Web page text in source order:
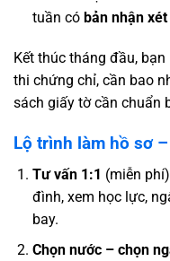
tuần có bản nhận
Kết thúc tháng đầu,
thi chứng chỉ, cần bao
sách giấy tờ cần chuẩn
Lộ trình làm hồ sơ
Tư vấn 1:1 (miễn
đình, xem học lực,
bay.
Chọn nước – chọn